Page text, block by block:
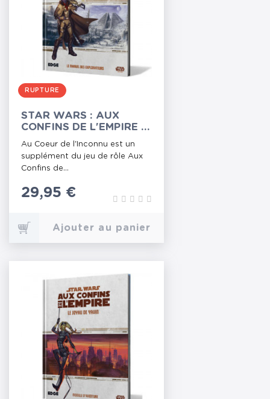
RUPTURE
STAR WARS : AUX
CONFINS DE L'EMPIRE -
AU COEUR DE
L'INCONNU
Au Coeur de l'Inconnu est un
supplément du jeu de rôle Aux
Confins de...
Prix
29,95 €
Ajouter au panier